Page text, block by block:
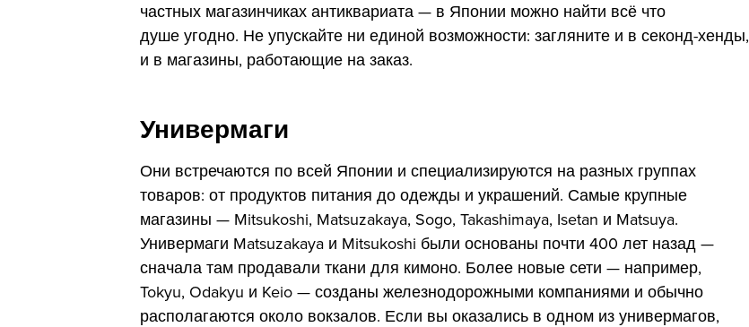
частных магазинчиках антиквариата — в Японии можно найти всё что
душе угодно. Не упускайте ни единой возможности: загляните и в секонд-хенды,
и в магазины, работающие на заказ.
Универмаги
Они встречаются по всей Японии и специализируются на разных группах
товаров: от продуктов питания до одежды и украшений. Самые крупные
магазины — Mitsukoshi, Matsuzakaya, Sogo, Takashimaya, Isetan и Matsuya.
Универмаги Matsuzakaya и Mitsukoshi были основаны почти 400 лет назад —
сначала там продавали ткани для кимоно. Более новые сети — например,
Tokyu, Odakyu и Keio — созданы железнодорожными компаниями и обычно
располагаются около вокзалов. Если вы оказались в одном из универмагов,